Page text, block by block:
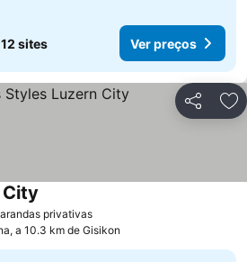
12 sites Ver preços
Partilhar
privativasVer preços
City
a 10.3 km de Gisikon